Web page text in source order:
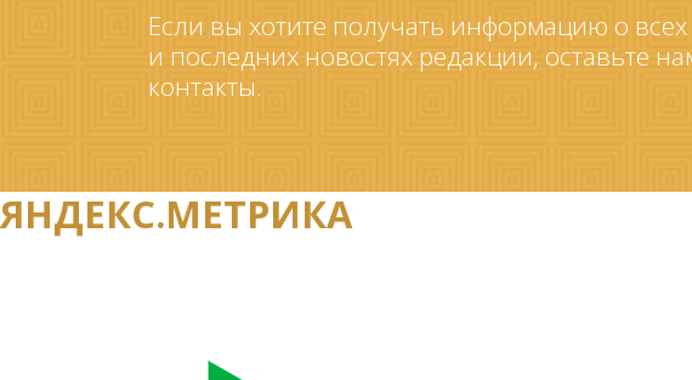
Если вы хотите получать информацию о
и последних новостях редакции, оставьте
контакты.
ЯНДЕКС.МЕТРИКА